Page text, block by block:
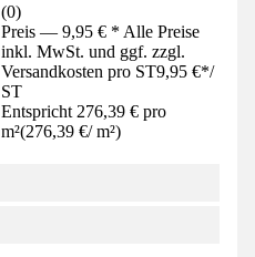
(0)
Preis — 9,95 € * Alle Preise
inkl. MwSt. und ggf. zzgl.
Versandkosten pro ST9,95 €*/
ST
Entspricht 276,39 € pro
m²(276,39 €/ m²)